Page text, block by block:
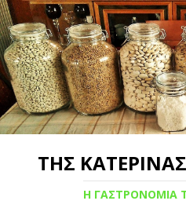
ΤΗΣ
Η ΓΑΣΤΡΟΝΟΜΙΑ